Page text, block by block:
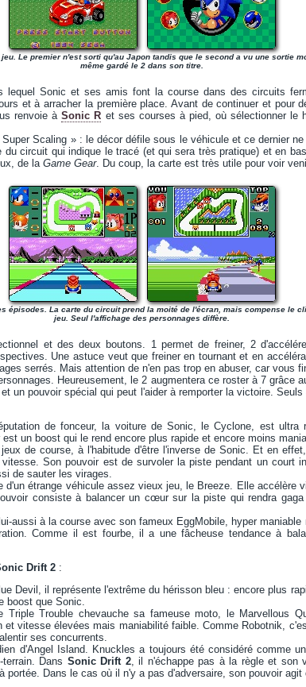
Le premier n'est sorti qu'au Japon tandis que le second a vu une sortie
même gardé le 2 dans son titre.
Sonic et ses amis font la course dans des circuits
et à arracher la première place. Avant de continuer et pour
renvoie àSonic R et ses courses à pied, où sélectionner le
Scaling » : le décor défile sous le véhicule et ce dernier
circuit qui indique le tracé (et qui sera très pratique) et en
de la Game Gear. Du coup, la carte est très utile pour voir
épisodes. La carte du circuit prend la moité de l'écran, mais compense le
jeu. Seul l'affichage des personnages diffère.
et des deux boutons. 1 permet de freiner, 2
Une astuce veut que freiner en tournant et en
serrés. Mais attention de n'en pas trop en abuser, car vous
Heureusement, le 2 augmentera ce roster à 7 grâce
un pouvoir spécial qui peut l'aider à remporter la victoire.
de fonceur, la voiture de Sonic, le Cyclone, est ultra
un boost qui le rend encore plus rapide et encore moins
de course, à l'habitude d'être l'inverse de Sonic. Et en
Son pouvoir est de survoler la piste pendant un court
de sauter les virages.
d'un étrange véhicule assez vieux jeu, le Breeze. Elle accélère
consiste à balancer un cœur sur la piste qui rendra
aussi à la course avec son fameux EggMobile, hyper
Comme il est fourbe, il a une fâcheuse tendance à
Drift 2 :
Devil, il représente l'extrême du hérisson bleu : encore plus
boost que Sonic.
Trouble chevauche sa fameuse moto, le Marvellous
vitesse élevées mais maniabilité faible. Comme Robotnik,
ses concurrents.
d'Angel Island. Knuckles a toujours été considéré comme
Dans Sonic Drift 2, il n'échappe pas à la règle et son
portée. Dans le cas où il n'y a pas d'adversaire, son pouvoir agit